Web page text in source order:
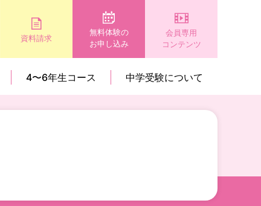
資料請求
無料体験の
お申し込み
会員専用
コンテンツ
4〜6年生コース 中学受験について